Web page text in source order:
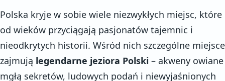
Polska kryje w sobie wiele niezwykłych miejsc, które
od wieków przyciągają pasjonatów tajemnic i
nieodkrytych historii. Wśród nich szczególne miejsce
zajmują legendarne jeziora Polski – akweny owiane
mgłą sekretów, ludowych podań i niewyjaśnionych